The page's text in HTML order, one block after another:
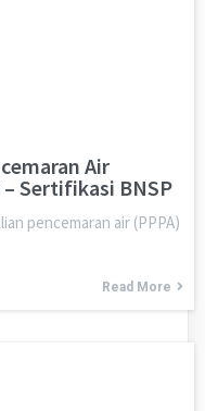
Air
– Sertifikasi BNSP
pencemaran air (PPPA)
Read More